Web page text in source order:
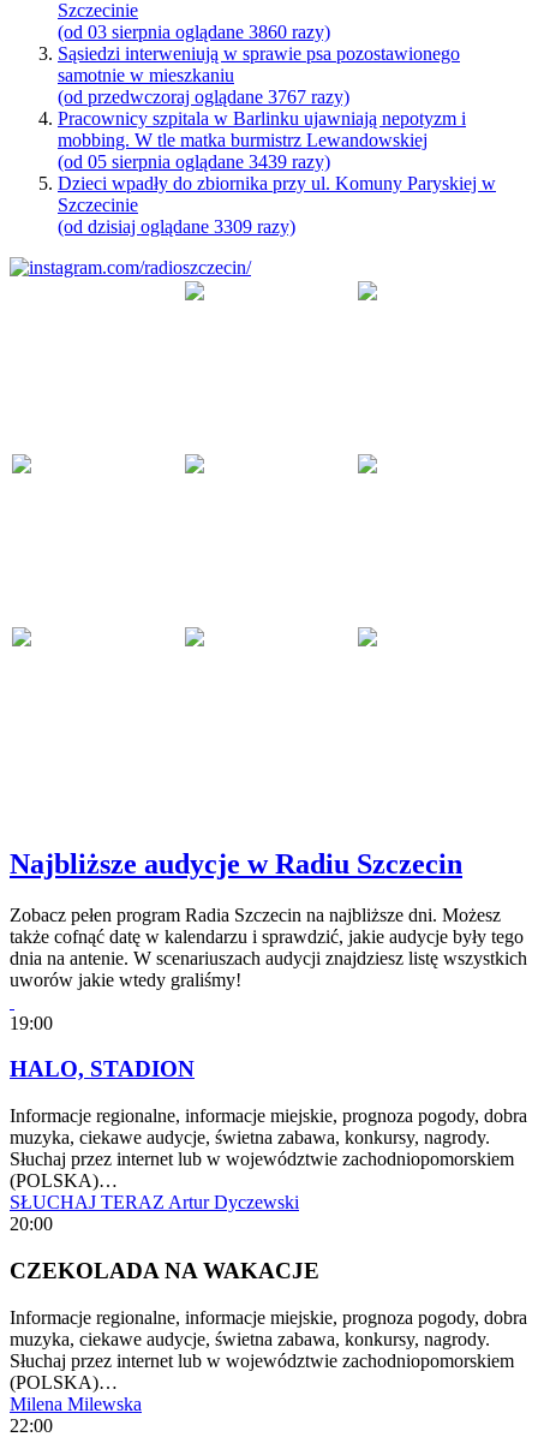
Szczecinie
(od 03 sierpnia oglądane 3860 razy)
Sąsiedzi interweniują w sprawie psa pozostawionego
samotnie w mieszkaniu
(od przedwczoraj oglądane 3767 razy)
Pracownicy szpitala w Barlinku ujawniają nepotyzm i
mobbing. W tle matka burmistrz Lewandowskiej
(od 05 sierpnia oglądane 3439 razy)
Dzieci wpadły do zbiornika przy ul. Komuny Paryskiej w
Szczecinie
(od dzisiaj oglądane 3309 razy)
Najbliższe audycje w Radiu Szczecin
Zobacz pełen program Radia Szczecin na najbliższe dni. Możesz
także cofnąć datę w kalendarzu i sprawdzić, jakie audycje były tego
dnia na antenie. W scenariuszach audycji znajdziesz listę wszystkich
uworów jakie wtedy graliśmy!
19:00
HALO, STADION
Informacje regionalne, informacje miejskie, prognoza pogody, dobra
muzyka, ciekawe audycje, świetna zabawa, konkursy, nagrody.
Słuchaj przez internet lub w województwie zachodniopomorskiem
(POLSKA)…
SŁUCHAJ TERAZ Artur Dyczewski
20:00
CZEKOLADA NA WAKACJE
Informacje regionalne, informacje miejskie, prognoza pogody, dobra
muzyka, ciekawe audycje, świetna zabawa, konkursy, nagrody.
Słuchaj przez internet lub w województwie zachodniopomorskiem
(POLSKA)…
Milena Milewska
22:00